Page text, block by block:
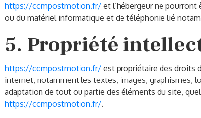
https://compostmotion.fr/ et l’hébergeur ne
ou du matériel informatique et de téléphonie lié
5. Propriété
https://compostmotion.fr/ est propriétaire des droits
internet, notamment les textes, images, graphismes,
adaptation de tout ou partie des éléments du site,
https://compostmotion.fr/.